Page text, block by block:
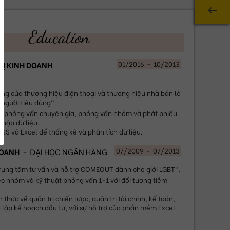
Education
KINH DOANH
01/2016 - 10/2013
của thương hiệu điện thoại và thương hiệu nhà bán lẻ
tiêu dùng".
phỏng vấn chuyên gia, phỏng vấn nhóm và phát phiếu
dữ liệu.
và Excel để thống kê và phân tích dữ liệu.
ĐẠI HỌC NGÂN HÀNG 07/2009 - 07/2013
tâm tư vấn và hỗ trợ COMEOUT dành cho giới LGBT".
nhóm và kỹ thuật phỏng vấn 1-1 với đối tượng tiềm
thức về quản trị chiến lược, quản trị tài chính, kế toán,
kế hoạch đầu tư, với sự hỗ trợ của phần mềm Excel.